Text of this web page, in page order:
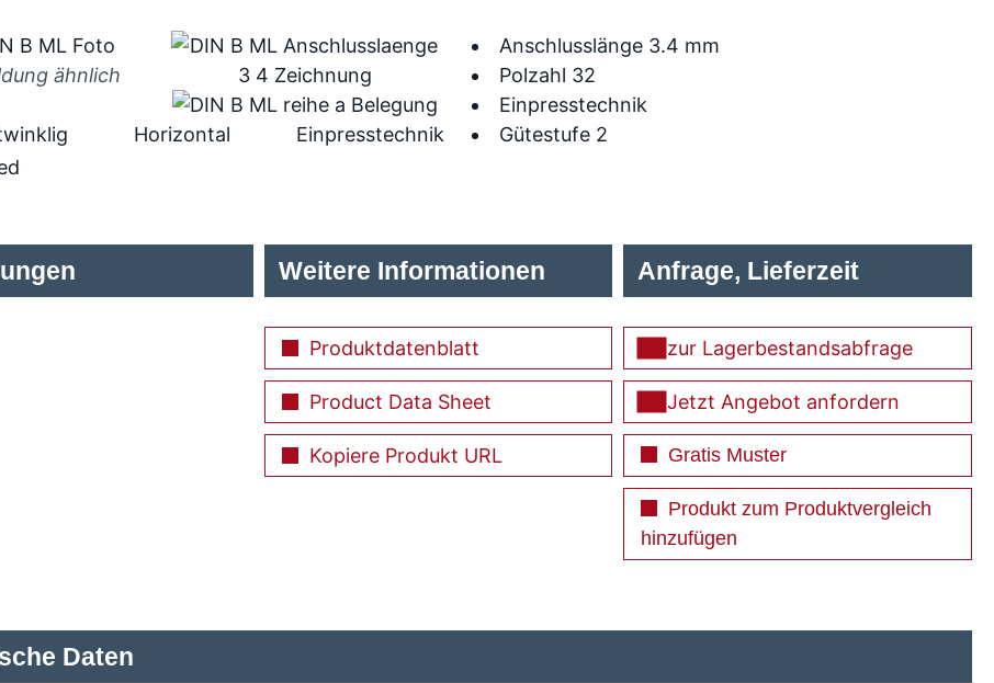
ähnlich
Anschlusslänge 3.4 mm
Polzahl 32
Einpresstechnik
Gütestufe 2
Horizontal
Einpresstechnik
Weitere Informationen
Produktdatenblatt
Product Data Sheet
Kopiere Produkt URL
Anfrage, Lieferzeit
zur Lagerbestandsabfrage
Jetzt Angebot anfordern
Gratis Muster
Produkt zum Produktvergleich
hinzufügen
Daten